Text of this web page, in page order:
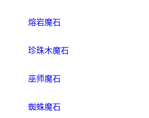
熔岩魔石
珍珠木魔石
巫师魔石
蜘蛛魔石